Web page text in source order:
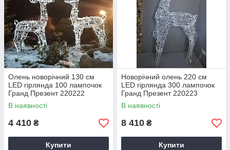
Олень новорічний 130 см
LED гірлянда 100 лампочок
Гранд Презент 220222
В наявності
4 410 ₴
Купити
Новорічний олень 220 см
LED гірлянда 300 лампочок
Гранд Презент 220223
В наявності
8 410 ₴
Купити